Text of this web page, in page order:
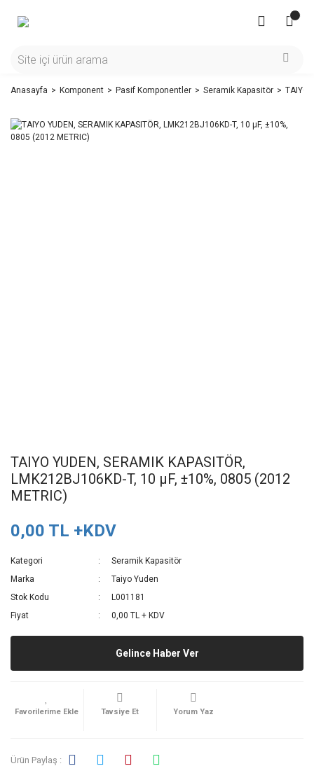
Anasayfa Komponent Pasif Komponentler Seramik Kapasitör TAIYO
TAIYO YUDEN, SERAMIK KAPASITÖR,
LMK212BJ106KD-T, 10 µF, ±10%, 0805 (2012
METRIC)
0,00 TL +KDV
Kategori
Seramik Kapasitör
Marka
Taiyo Yuden
Stok Kodu
L001181
Fiyat
0,00 TL + KDV
Gelince Haber Ver
Tavsiye Et Yorum Yaz
Ürün Paylaş :